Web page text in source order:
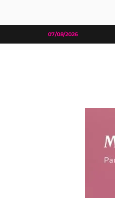
07/08/2026